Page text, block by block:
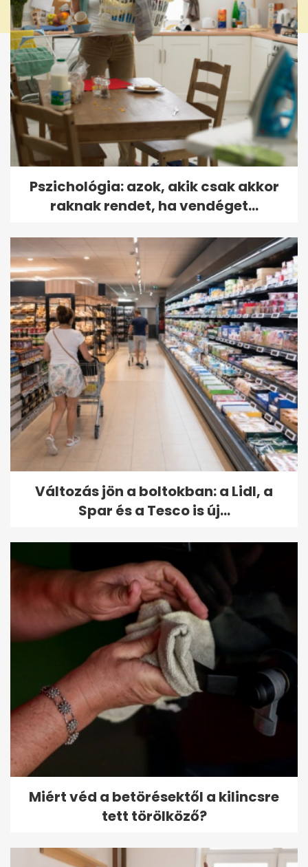
Pszichológia: azok, akik csak akkor
raknak rendet, ha vendéget...
Változás jön a boltokban: a Lidl, a
Spar és a Tesco is új...
Miért véd a betörésektől a kilincsre
tett törölköző?